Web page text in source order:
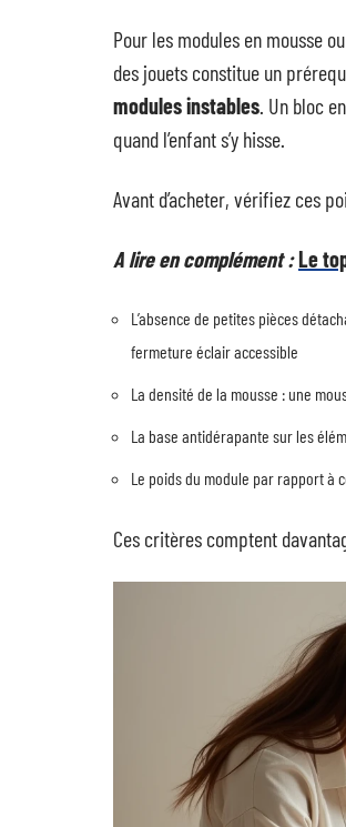
Pour les modules en mousse
des jouets constitue un
modules instables. Un bloc
quand l’enfant s’y hisse.
Avant d’acheter, vérifiez ces
A lire en complément :Le
L’absence de petites pièces
fermeture éclair accessible
La densité de la mousse : une
La base antidérapante sur les
Le poids du module par rapport à
Ces critères comptent